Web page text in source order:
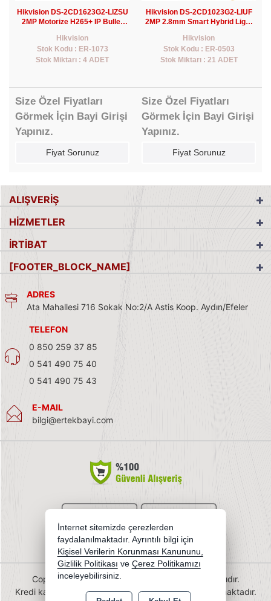
Hikvision DS-2CD1623G2-LIZSU
2MP Motorize H265+ IP Bullet
Hikvision
Stok Kodu : ER-1073
Stok Miktarı : 4 ADET
Size Özel Fiyatları
Görmek İçin Bayi Girişi
Yapınız.
Fiyat Sorunuz
Hikvision DS-2CD1023G2-LIUF
2MP 2.8mm Smart Hybrid Light
Hikvision
Stok Kodu : ER-0503
Stok Miktarı : 21 ADET
Size Özel Fiyatları
Görmek İçin Bayi Girişi
Yapınız.
Fiyat Sorunuz
ALIŞVERİŞ
HİZMETLER
İRTİBAT
[FOOTER_BLOCK_NAME]
ADRES
Ata Mahallesi 716 Sokak No:2/A Astis Koop. Aydın/Efeler
TELEFON
0 850 259 37 85
0 541 490 75 40
0 541 490 75 43
E-MAIL
bilgi@ertekbayi.com
Copyright 2026 ertekbayi.com - Tüm hakları saklıdır.
Kredi kartı bilgileriniz 256bit SSL sertifikası ile korunmaktadır.
İnternet sitemizde çerezlerden
faydalanılmaktadır. Ayrıntılı bilgi için
Kişisel Verilerin Korunması Kanununu,
Gizlilik Politikası ve Çerez Politikamızı
inceleyebilirsiniz.